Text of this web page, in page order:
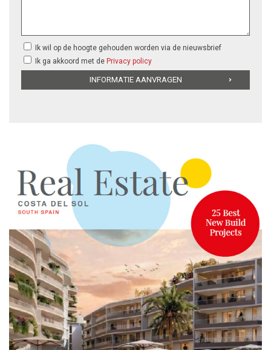
Ik wil op de hoogte gehouden worden via de nieuwsbrief
Ik ga akkoord met de Privacy policy